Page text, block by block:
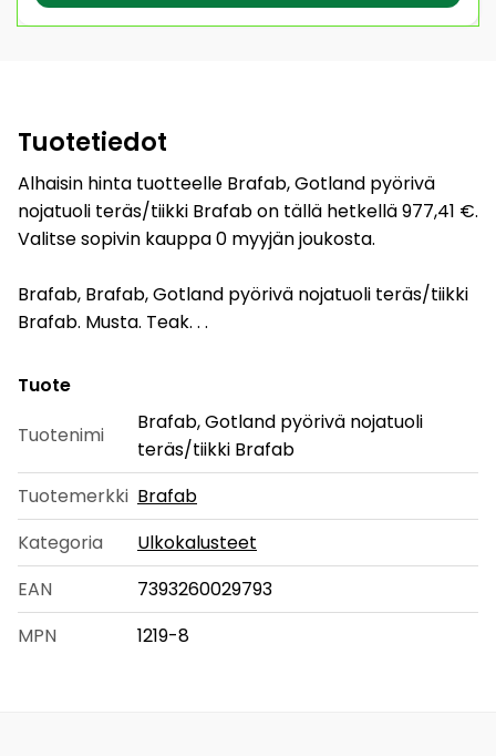
Tuotetiedot
Alhaisin hinta tuotteelle Brafab, Gotland pyörivä
nojatuoli teräs/tiikki Brafab on tällä hetkellä 977,41 €.
Valitse sopivin kauppa 0 myyjän joukosta.
Brafab, Brafab, Gotland pyörivä nojatuoli teräs/tiikki
Brafab. Musta. Teak. . .
Tuote
Tuotenimi
Brafab, Gotland pyörivä nojatuoli
teräs/tiikki Brafab
Tuotemerkki Brafab
Kategoria
Ulkokalusteet
EAN
7393260029793
MPN
1219-8